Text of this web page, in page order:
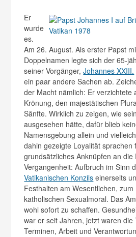
Er
wurde
es.
Am 26. August. Als erster Papst
Doppelnamen legte sich der 65-
seiner Vorgänger,Johannes XXIII.
ein paar andere Sachen ab.
der Macht nämlich: Er verzichtete
Krönung, den majestätischen
Sänfte. Wirklich zu zeigen, wie
ausgesehen hätte, dafür blieb
Namensgebung allein und
dahin gezeigte Loyalität sprachen
grundsätzliches Anknüpfen an die
Vergangenheit: Aufbruch im Sinn
Vatikanischen Konzils einerseits
Festhalten am Wesentlichen, zum
katholischen Sexualmoral. Das
wohl sofort zu schaffen.
war er seit Jahren, jetzt waren
Terminen, Arbeit und